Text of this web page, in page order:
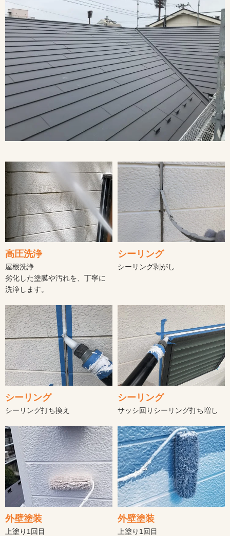
高圧洗浄
屋根洗浄
劣化した塗膜や汚れを、丁寧に
洗浄します。
シーリング
シーリング剥がし
シーリング
シーリング打ち換え
シーリング
サッシ回りシーリング打ち増し
外壁塗装
上塗り1回目
外壁塗装
上塗り1回目